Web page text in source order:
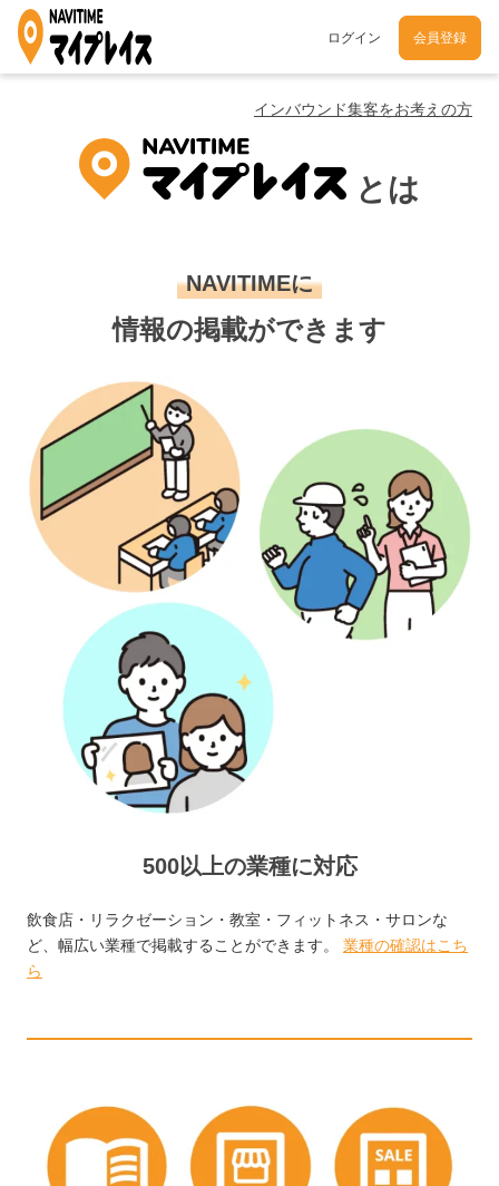
ログイン 会員登録
インバウンド集客をお考えの方
とは
NAVITIMEに
情報の掲載ができます
500以上の業種に対応
飲食店・リラクゼーション・教室・フィットネス・サロンな
ど、幅広い業種で掲載することができます。 業種の確認はこち
ら